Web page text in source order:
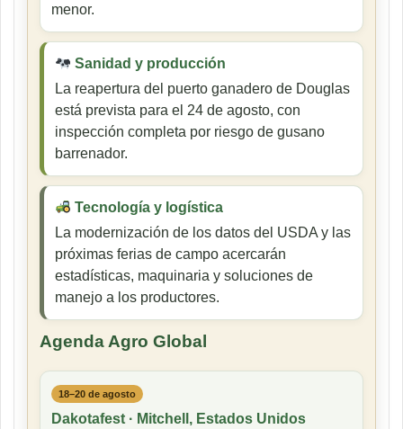
menor.
Sanidad y producción
La reapertura del puerto ganadero de Douglas
está prevista para el 24 de agosto, con
inspección completa por riesgo de gusano
barrenador.
Tecnología y logística
La modernización de los datos del USDA y las
próximas ferias de campo acercarán
estadísticas, maquinaria y soluciones de
manejo a los productores.
Agenda Agro Global
18–20 de agosto
Dakotafest · Mitchell, Estados Unidos